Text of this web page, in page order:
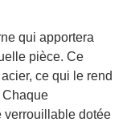
qui apportera
pièce. Ce
ce qui le rend
Chaque
verrouillable dotée